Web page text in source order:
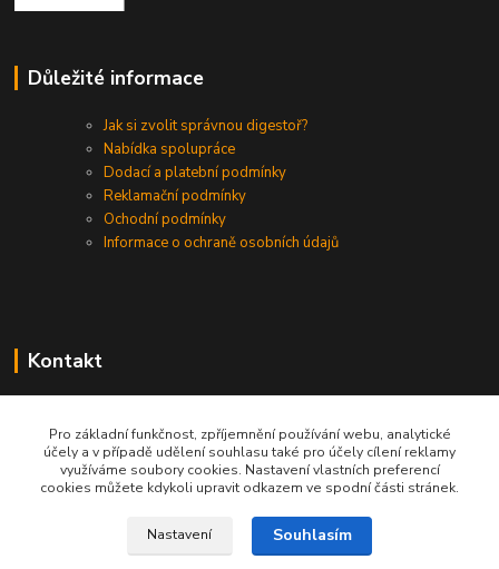
Důležité informace
Jak si zvolit správnou digestoř?
Nabídka spolupráce
Dodací a platební podmínky
Reklamační podmínky
Ochodní podmínky
Informace o ochraně osobních údajů
Kontakt
info@gastrodigestore.cz
Pro základní funkčnost, zpříjemnění používání webu, analytické
účely a v případě udělení souhlasu také pro účely cílení reklamy
využíváme soubory cookies. Nastavení vlastních preferencí
cookies můžete kdykoli upravit odkazem ve spodní části stránek.
Nastavení Souhlasím